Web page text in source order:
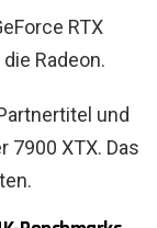
RTX
Radeon.
und
7900 XTX. Das